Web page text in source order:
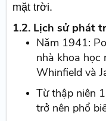
mặt trời.
1.2. Lịch sử phát
Năm 1941:
nhà khoa học
Whinfield và
Từ thập niên
trở nên phổ